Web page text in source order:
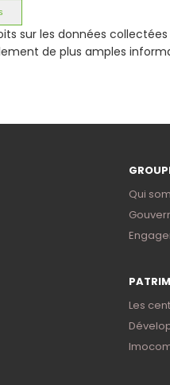
sur les données
de plus amples
Qui
Les